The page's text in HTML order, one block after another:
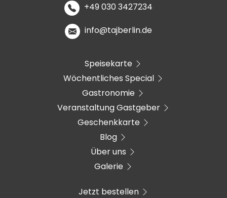
+49 030 3427234
info@tajberlin.de
Speisekarte
Wöchentliches Special
Gastronomie
Veranstaltung Gastgeber
Geschenkkarte
Blog
Über uns
Galerie
Jetzt bestellen